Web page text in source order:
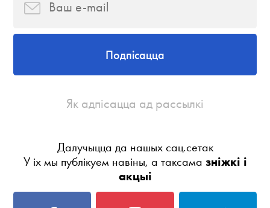
Подпісацца
Як адпісацца ад рассылкі
Далучыцца да нашых сац.сетак
У іх мы публікуем навіны, а таксама зніжкі і
акцыі